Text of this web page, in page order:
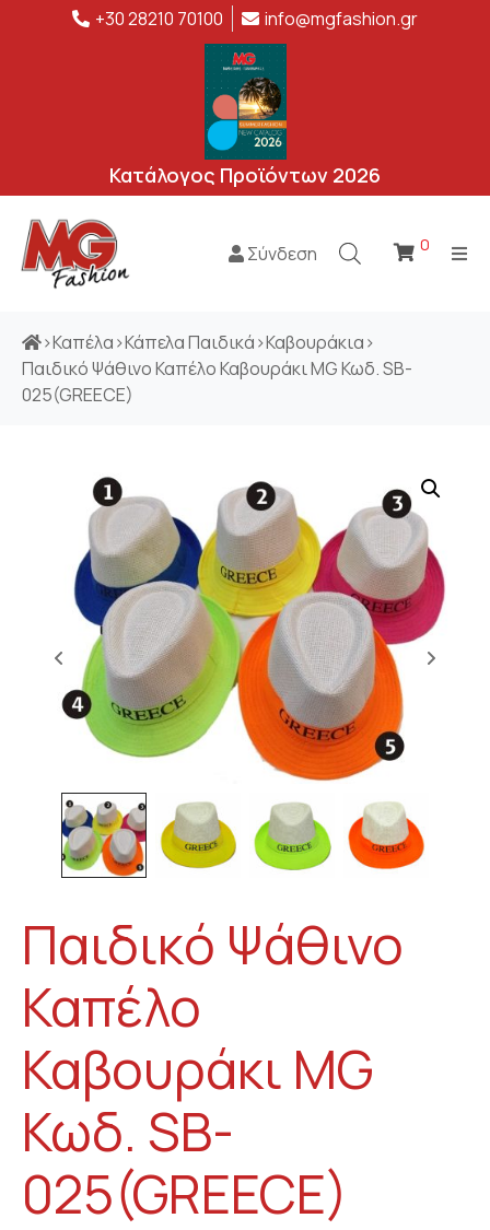
+30 28210 70100 info@mgfashion.gr
Κατάλογος Προϊόντων 2026
Σύνδεση 0
>Καπέλα>Κάπελα Παιδικά>Καβουράκια>
Παιδικό Ψάθινο Καπέλο Καβουράκι MG Κωδ. SB-
025(GREECE)
Παιδικό Ψάθινο
Καπέλο
Καβουράκι MG
Κωδ. SB-
025(GREECE)